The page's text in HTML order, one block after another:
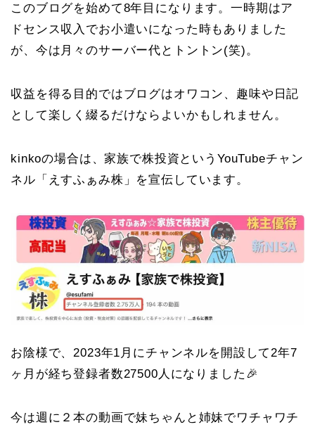
このブログを始めて8年目になります。一時期はア
ドセンス収入でお小遣いになった時もありました
が、今は月々のサーバー代とトントン(笑)。
収益を得る目的ではブログはオワコン、趣味や日記
として楽しく綴るだけならよいかもしれません。
kinkoの場合は、家族で株投資というYouTubeチャン
ネル「えすふぁみ株」を宣伝しています。
お陰様で、2023年1月にチャンネルを開設して2年7
ヶ月が経ち登録者数27500人になりました🎉
今は週に２本の動画で妹ちゃんと姉妹でワチャワチ